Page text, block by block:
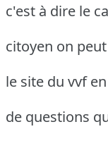
c'est à dire le
citoyen on
le site du vvf
de questions